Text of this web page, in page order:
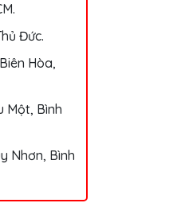
Đức.
Hòa,
Một, Bình
Nhơn, Bình